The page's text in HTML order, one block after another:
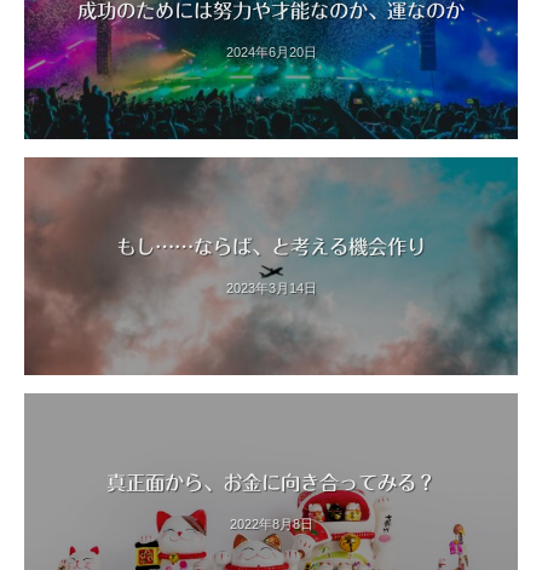
成功のためには努力や才能なのか、運なのか
2024年6月20日
もし……ならば、と考える機会作り
2023年3月14日
真正面から、お金に向き合ってみる？
2022年8月8日